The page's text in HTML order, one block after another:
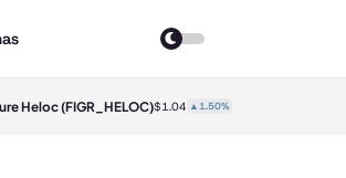
Heloc(FIGR_HELOC)$1.04 ▲1.50%